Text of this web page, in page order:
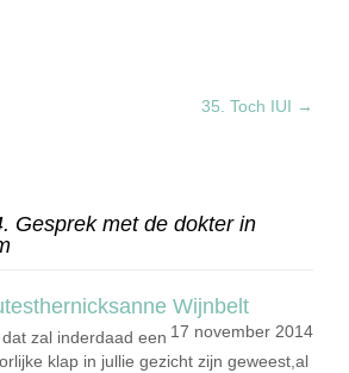
35. Toch IUI →
Gesprek met de dokter in
Wijnbelt
17 november 2014
zal inderdaad een
klap in jullie gezicht zijn geweest,al